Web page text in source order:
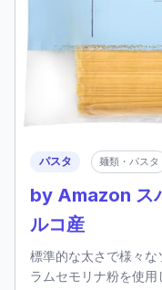
パスタ 麺類・パスタ
by Amazon ス
ルコ産
標準的な太さで様々な
ラムセモリナ粉を使